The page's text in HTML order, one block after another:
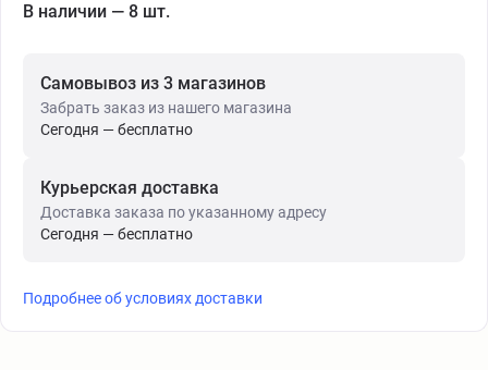
В наличии — 8 шт.
Самовывоз из 3 магазинов
Забрать заказ из нашего магазина
Сегодня — бесплатно
Курьерская доставка
Доставка заказа по указанному адресу
Сегодня — бесплатно
Подробнее об условиях доставки